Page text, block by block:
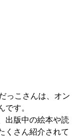
っこさんは、オン
す。
出版中の絵本や読
くさん紹介されて